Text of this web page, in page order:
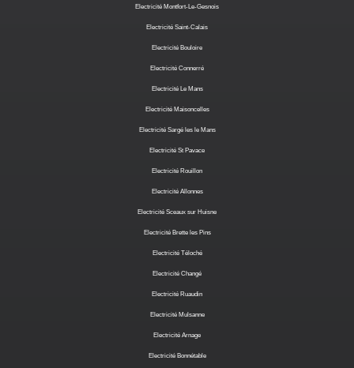
Electricité Montfort-Le-Gesnois
Electricité Saint-Calais
Electricité Bouloire
Electricité Connerré
Electricité Le Mans
Electricité Maisoncelles
Electricité Sargé les le Mans
Electricité St Pavace
Electricité Rouillon
Electricité Allonnes
Electricité Sceaux sur Huisne
Electricité Brette les Pins
Electricité Téloché
Electricité Changé
Electricité Ruaudin
Electricité Mulsanne
Electricité Arnage
Electricité Bonnétable